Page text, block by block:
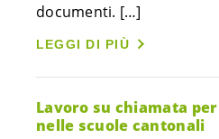
documenti. […]
LEGGI DI PIÙ
Lavoro su chiamata
nelle scuole cantonali